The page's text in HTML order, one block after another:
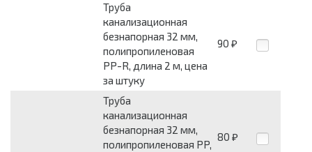
Труба
канализационная
безнапорная 32 мм,
полипропиленовая
PP-R, длина 2 м, цена
за штуку
90 ₽
Труба
канализационная
безнапорная 32 мм,
полипропиленовая PP,
80 ₽